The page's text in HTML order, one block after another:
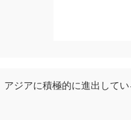
アジアに積極的に進出して